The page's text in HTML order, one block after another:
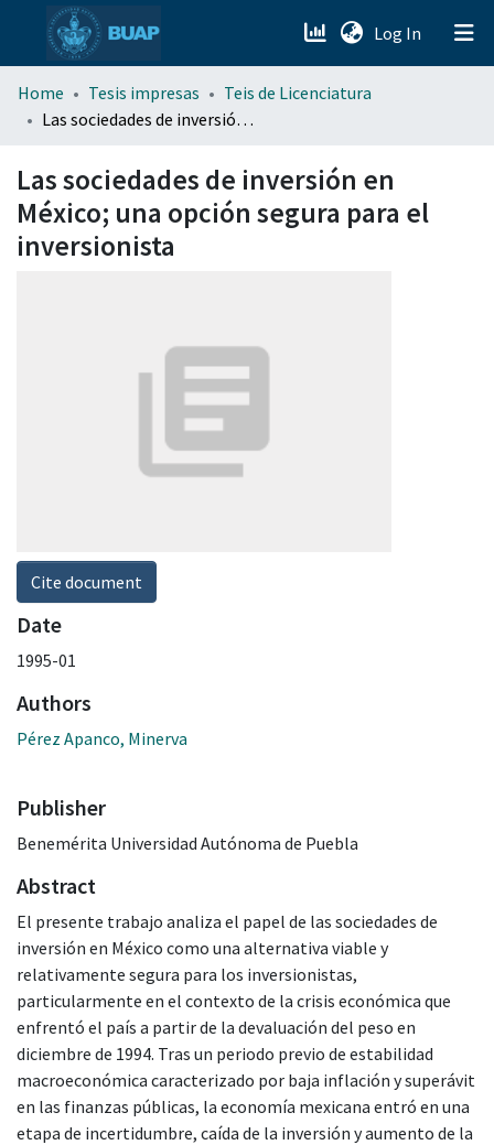
Log In (current)
menu.section.about_menu
Home Tesis impresas
Teis de Licenciatura
Las sociedades de inversión en México; una opción segura para el inversionista
Las sociedades de inversión en
México; una opción segura para el
inversionista
Cite document
Date
1995-01
Authors
Pérez Apanco, Minerva
Publisher
Benemérita Universidad Autónoma de Puebla
Abstract
El presente trabajo analiza el papel de las sociedades de
inversión en México como una alternativa viable y
relativamente segura para los inversionistas,
particularmente en el contexto de la crisis económica que
enfrentó el país a partir de la devaluación del peso en
diciembre de 1994. Tras un periodo previo de estabilidad
macroeconómica caracterizado por baja inflación y superávit
en las finanzas públicas, la economía mexicana entró en una
etapa de incertidumbre, caída de la inversión y aumento de la